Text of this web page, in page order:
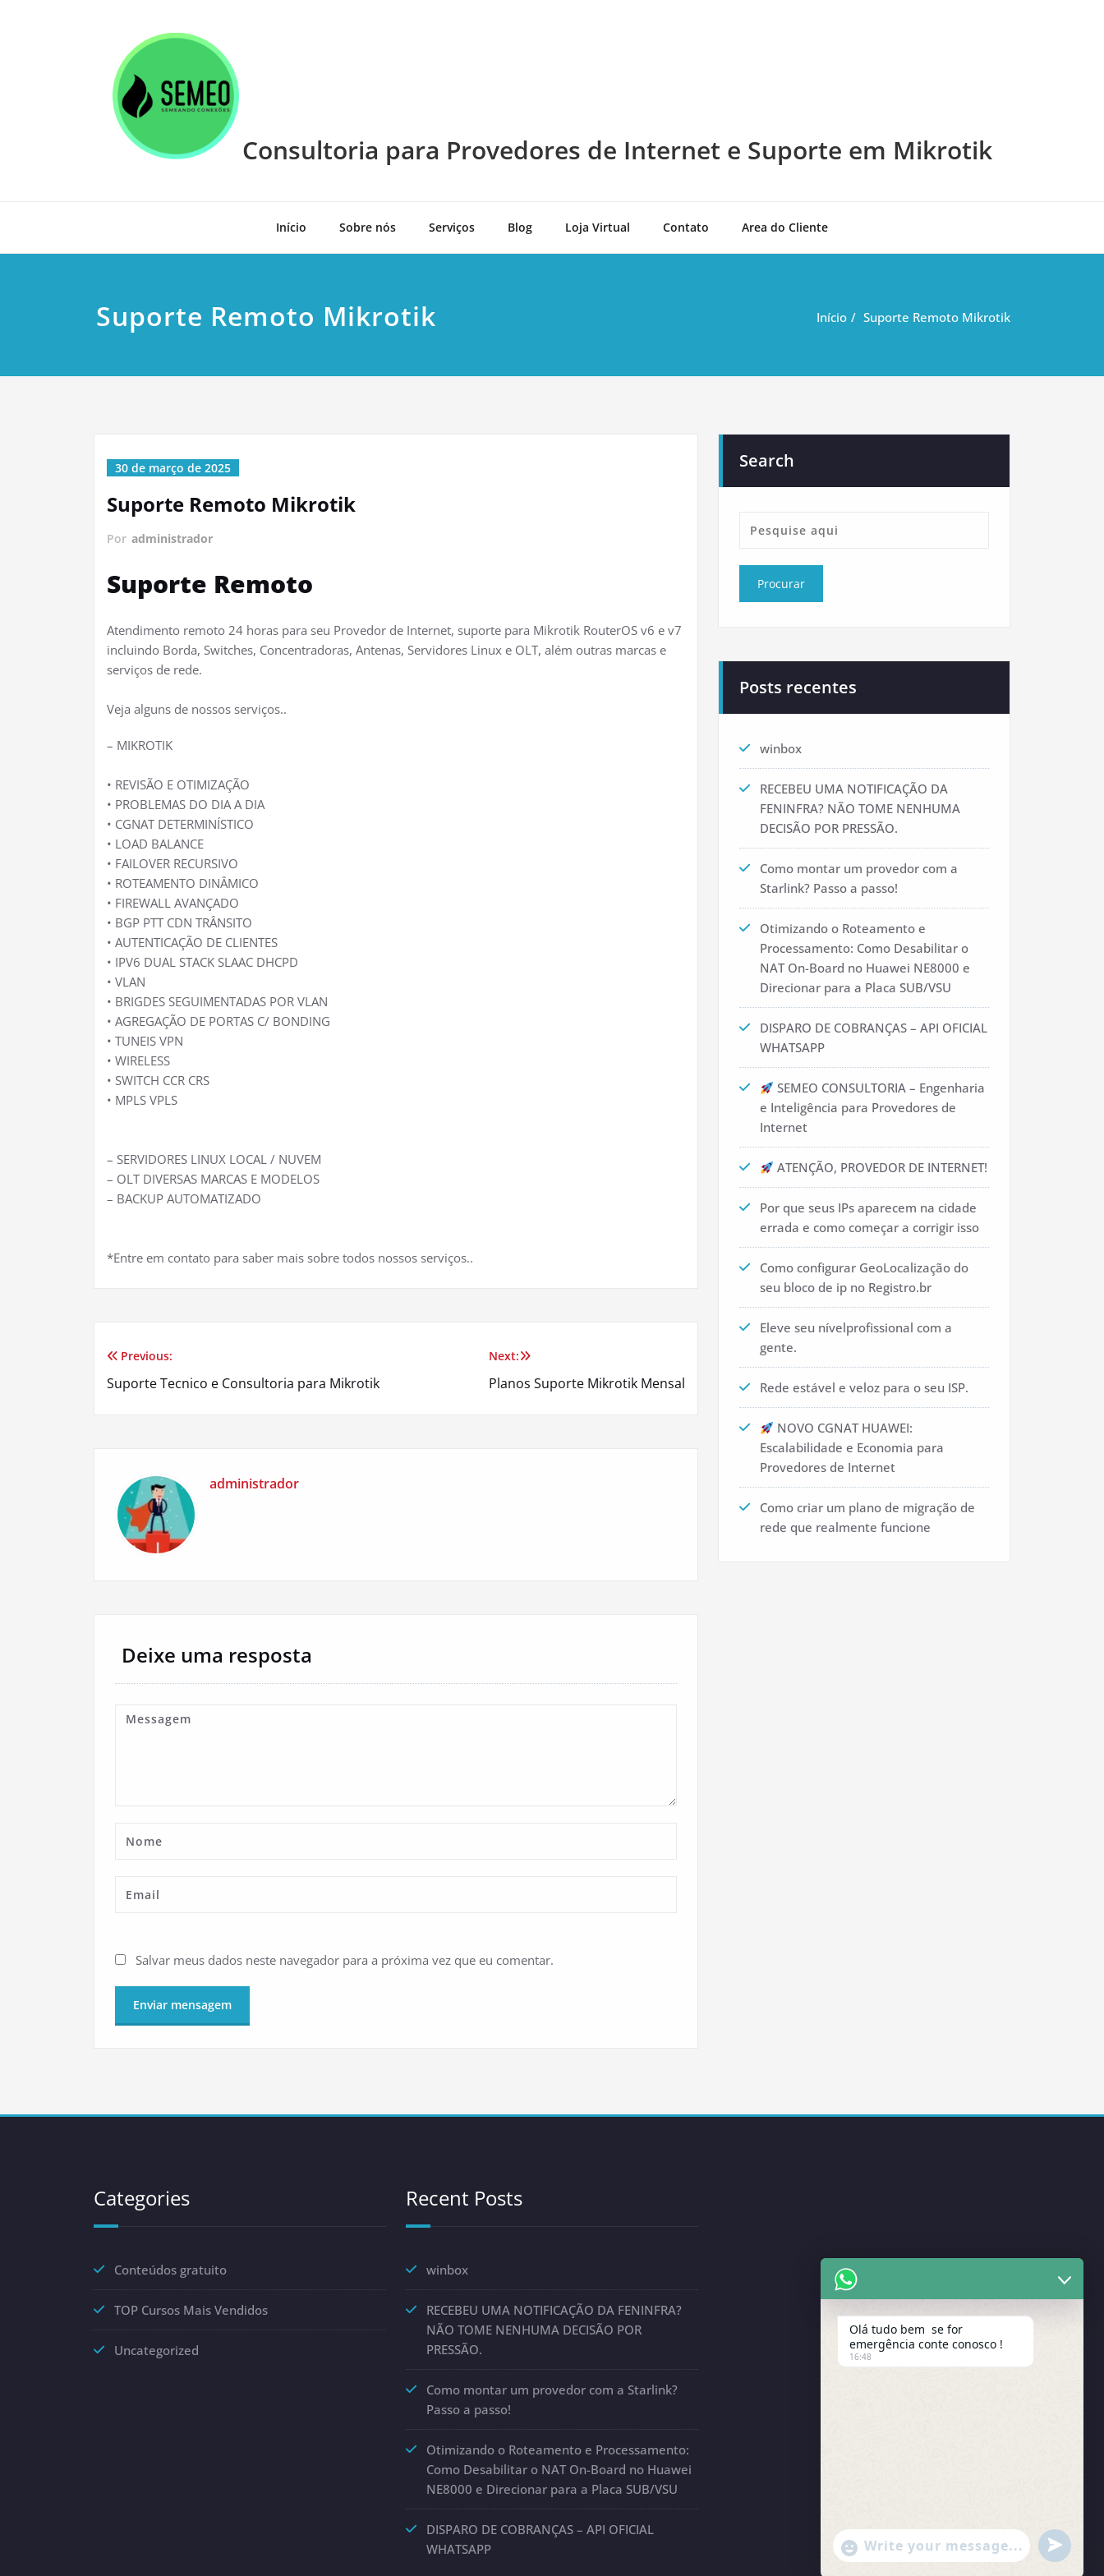
Consultoria para Provedores de Internet e Suporte em Mikrotik
Início Sobre nós Serviços Blog Loja Virtual Contato Area do Cliente
Suporte Remoto Mikrotik Início Suporte Remoto Mikrotik
30 de março de 2025
Suporte Remoto Mikrotik
Por administrador
Suporte Remoto
Atendimento remoto 24 horas para seu Provedor de Internet, suporte para Mikrotik RouterOS v6 e v7
incluindo Borda, Switches, Concentradoras, Antenas, Servidores Linux e OLT, além outras marcas e
serviços de rede.
Veja alguns de nossos serviços..
– MIKROTIK
• REVISÃO E OTIMIZAÇÃO
• PROBLEMAS DO DIA A DIA
• CGNAT DETERMINÍSTICO
• LOAD BALANCE
• FAILOVER RECURSIVO
• ROTEAMENTO DINÂMICO
• FIREWALL AVANÇADO
• BGP PTT CDN TRÂNSITO
• AUTENTICAÇÃO DE CLIENTES
• IPV6 DUAL STACK SLAAC DHCPD
• VLAN
• BRIGDES SEGUIMENTADAS POR VLAN
• AGREGAÇÃO DE PORTAS C/ BONDING
• TUNEIS VPN
• WIRELESS
• SWITCH CCR CRS
• MPLS VPLS
– SERVIDORES LINUX LOCAL / NUVEM
– OLT DIVERSAS MARCAS E MODELOS
– BACKUP AUTOMATIZADO
*Entre em contato para saber mais sobre todos nossos serviços..
Navegação
Previous:
Suporte Tecnico e Consultoria para Mikrotik
Next:
Planos Suporte Mikrotik Mensal
administrador
Deixe uma resposta
Salvar meus dados neste navegador para a próxima vez que eu comentar.
Search
Posts recentes
winbox
RECEBEU UMA NOTIFICAÇÃO DA
FENINFRA? NÃO TOME NENHUMA
DECISÃO POR PRESSÃO.
Como montar um provedor com a
Starlink? Passo a passo!
Otimizando o Roteamento e
Processamento: Como Desabilitar o
NAT On-Board no Huawei NE8000 e
Direcionar para a Placa SUB/VSU
DISPARO DE COBRANÇAS – API OFICIAL
WHATSAPP
SEMEO CONSULTORIA – Engenharia
e Inteligência para Provedores de
Internet
ATENÇÃO, PROVEDOR DE INTERNET!
Por que seus IPs aparecem na cidade
errada e como começar a corrigir isso
Como configurar GeoLocalização do
seu bloco de ip no Registro.br
Eleve seu nívelprofissional com a
gente.
Rede estável e veloz para o seu ISP.
NOVO CGNAT HUAWEI:
Escalabilidade e Economia para
Provedores de Internet
Como criar um plano de migração de
rede que realmente funcione
Categories
Conteúdos gratuito
TOP Cursos Mais Vendidos
Uncategorized
Recent Posts
winbox
RECEBEU UMA NOTIFICAÇÃO DA FENINFRA?
NÃO TOME NENHUMA DECISÃO POR
PRESSÃO.
Como montar um provedor com a Starlink?
Passo a passo!
Otimizando o Roteamento e Processamento:
Como Desabilitar o NAT On-Board no Huawei
NE8000 e Direcionar para a Placa SUB/VSU
DISPARO DE COBRANÇAS – API OFICIAL
WHATSAPP
Olá tudo bem se for
emergência conte conosco !
16:48
"+chaty_settings.lang.emoji_picker+"
WhatsApp Message
undefined